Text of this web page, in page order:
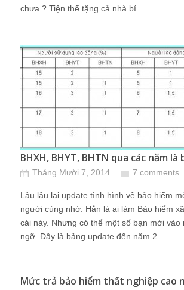
chưa ? Tiện thể tặng cả nhà bí...
BHXH, BHYT, BHTN qua các năm là
Tháng Mười 7, 2014 7 comments
Lâu lâu lại update tình hình về bảo hiểm
người cùng nhớ. Hẳn là ai làm Bảo hiểm
cái này. Nhưng có thể một số bạn mới vào
ngỡ. Đây là bảng update đến năm 2...
Mức trả bảo hiểm thất nghiệp cao